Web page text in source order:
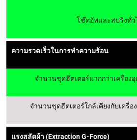
โช๊คอัพและสปริงทั่ว
ความรวดเร็วในการทำความร้อน
จำนวนชุดฮีตเตอร์มากกว่าเครื่อง
จำนวนชุดฮีตเตอร์ใกล้เคียงกับเครื่อ
แรงสลัดผ้า (Extraction G-Force)